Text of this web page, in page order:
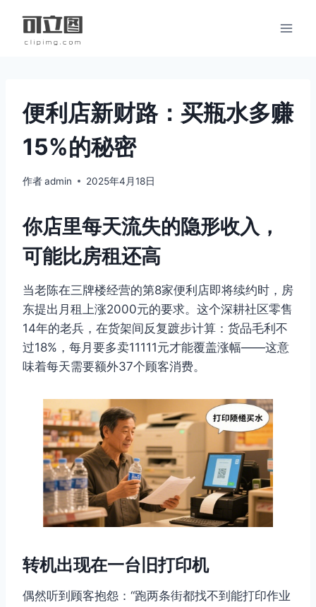
便利店新财路：买瓶水多赚
15%的秘密
作者admin 2025年4月18日
你店里每天流失的隐形收入，
可能比房租还高
当老陈在三牌楼经营的第8家便利店即将续约时，房
东提出月租上涨2000元的要求。这个深耕社区零售
14年的老兵，在货架间反复踱步计算：货品毛利不
过18%，每月要多卖11111元才能覆盖涨幅——这意
味着每天需要额外37个顾客消费。
转机出现在一台旧打印机
偶然听到顾客抱怨：“跑两条街都找不到能打印作业